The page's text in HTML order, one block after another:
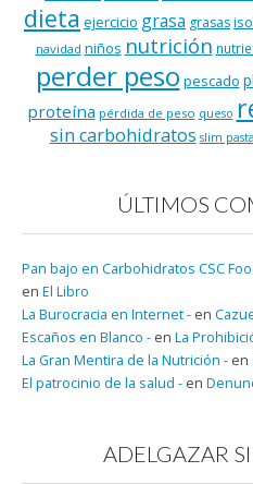
dieta ejercicio grasa grasas
navidad niños nutrición
perder peso pescado
proteína pérdida de peso queso
sin carbohidratos slim pasta
ÚLTIMOS
Pan bajo en Carbohidratos CSC
en El Libro
La Burocracia en Internet - en
Escaños en Blanco - en La
La Gran Mentira de la Nutrición - en
El patrocinio de la salud - en
ADELGAZAR